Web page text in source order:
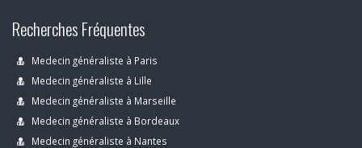
Recherches Fréquentes
Medecin généraliste à Paris
Medecin généraliste à Lille
Medecin généraliste à Marseille
Medecin généraliste à Bordeaux
Medecin généraliste à Nantes